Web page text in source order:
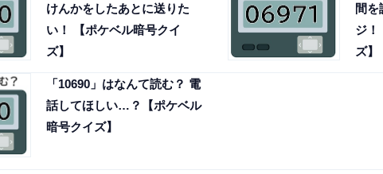
けんかをしたあとに送りた
い！ 【ポケベル暗号クイ
ズ】
間を
ジ！
ズ】
「10690」はなんて読む？ 電
話してほしい…？【ポケベル
暗号クイズ】